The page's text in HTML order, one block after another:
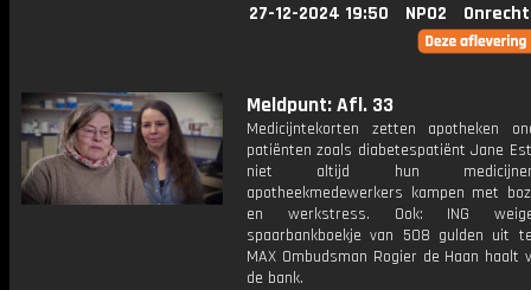
27-12-2024 19:50 NPO2
Meldpunt: Afl. 33
Medicijntekorten zetten apotheken
patiënten zoals diabetespatiënt Jane
niet altijd hun
apotheekmedewerkers kampen met
en werkstress. Ook: ING
spaarbankboekje van 508 gulden uit
MAX Ombudsman Rogier de Haan haalt
de bank.